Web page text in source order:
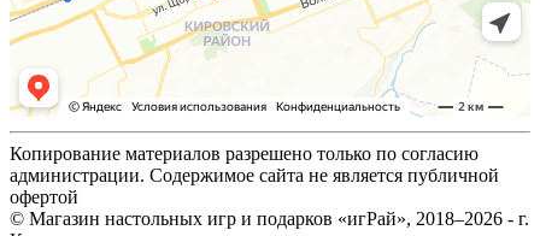
Копирование материалов разрешено только по согласию
администрации. Содержимое сайта не является публичной
офертой
© Магазин настольных игр и подарков «игРай», 2018–2026 - г.